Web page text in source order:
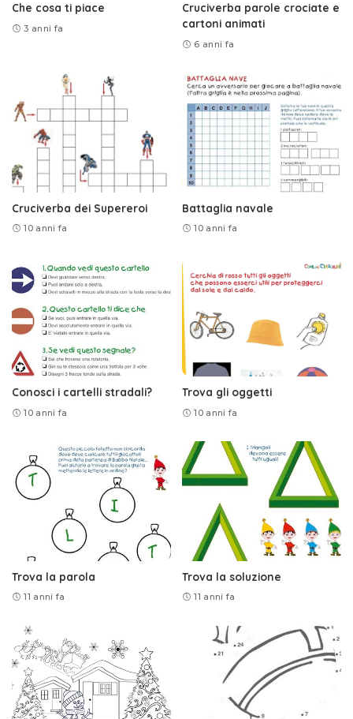
Che cosa ti piace
3 anni fa
Cruciverba parole crociate e
cartoni animati
6 anni fa
Cruciverba dei Supereroi
10 anni fa
Battaglia navale
10 anni fa
Conosci i cartelli stradali?
10 anni fa
Trova gli oggetti
10 anni fa
Trova la parola
11 anni fa
Trova la soluzione
11 anni fa